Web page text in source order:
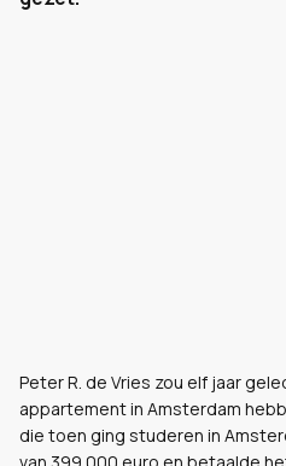
Peter R. de Vries zou elf jaar
appartement in Amsterdam
die toen ging studeren in